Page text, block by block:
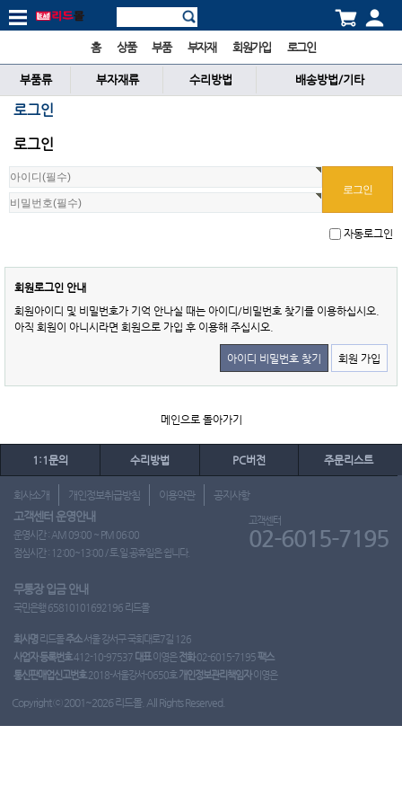
홈 상품 부품 부자재 회원가입 로그인
부품류 부자재류 수리방법 배송방법/기타
로그인
로그인
자동로그인
회원로그인 안내
회원아이디 및 비밀번호가 기억 안나실 때는 아이디/비밀번호 찾기를 이용하십시오.
아직 회원이 아니시라면 회원으로 가입 후 이용해 주십시오.
아이디 비밀번호 찾기 회원 가입
메인으로 돌아가기
1:1문의 수리방법 PC버전 주문리스트
회사소개 개인정보취급방침 이용약관 공지사항
고객센터 운영안내
운영시간 : AM 09:00 ~ PM 06:00
점심시간 : 12:00~13:00 / 토.일.공휴일은 쉽니다.
고객센터
02-6015-7195
무통장 입금 안내
국민은행 65810101692196 리드몰
회사명 리드몰주소서울 강서구 국회대로7길 126
사업자 등록번호412-10-97537 대표이영은 전화02-6015-7195팩스
통신판매업신고번호2018-서울강서-0650호 개인정보관리책임자이영은
Copyright ⓒ 2001~2026 리드몰. All Rights Reserved.